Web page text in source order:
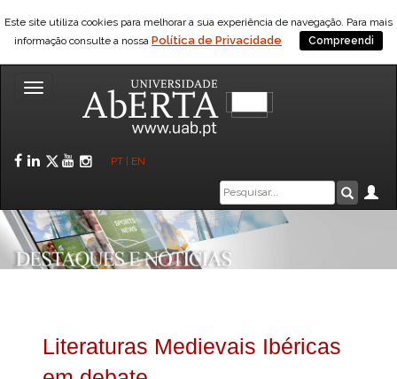
Este site utiliza cookies para melhorar a sua experiência de navegação. Para mais
informação consulte a nossa Política de Privacidade Compreendi
Toggle
Facebook
LinkedIn
Twitter
YouTube
Instagram
PT EN
Caixa
de
pesquisa
Literaturas Medievais Ibéricas